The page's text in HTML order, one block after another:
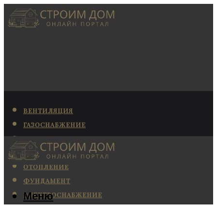
ВЕНТИЛЯЦИЯ
ГАЗОСНАБЖЕНИЕ
КАНАЛИЗАЦИЯ
КОНДИЦИОНИРОВАНИЕ
ОТОПЛЕНИЕ
ФУНДАМЕНТ
ЭЛЕКТРОСНАБЖЕНИЕ
Меню